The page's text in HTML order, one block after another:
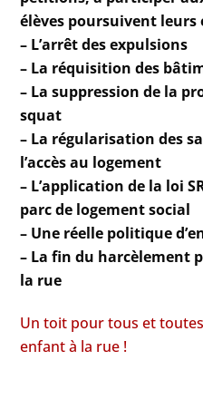
élèves poursuivent leurs
– L’arrêt des expulsions
– La réquisition des
– La suppression de la
squat
– La régularisation des
l’accès au logement
– L’application de la loi
parc de logement social
– Une réelle politique
– La fin du harcèlement
la rue
Un toit pour tous et
enfant à la rue !